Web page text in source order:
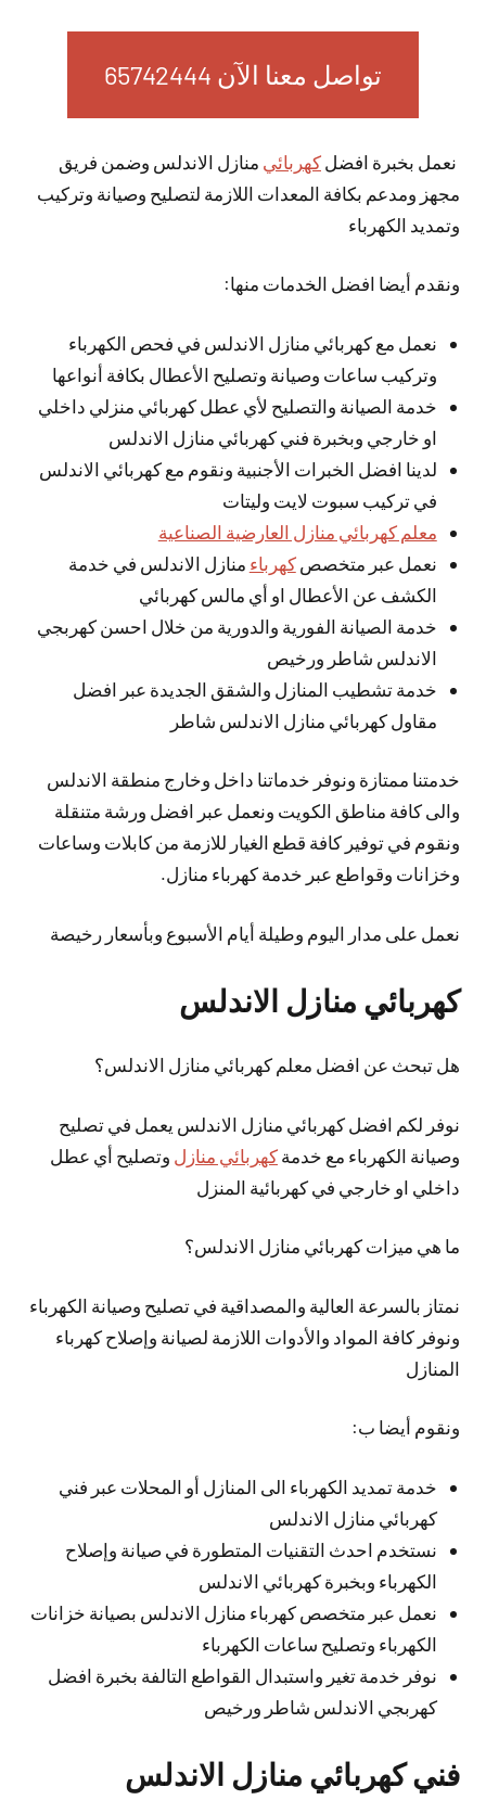
تواصل معنا الآن 65742444
نعمل بخبرة افضل كهربائي منازل الاندلس وضمن فريق
مجهز ومدعم بكافة المعدات اللازمة لتصليح وصيانة وتركيب
وتمديد الكهرباء
ونقدم أيضا افضل الخدمات منها:
نعمل مع كهربائي منازل الاندلس في فحص الكهرباء
وتركيب ساعات وصيانة وتصليح الأعطال بكافة أنواعها
خدمة الصيانة والتصليح لأي عطل كهربائي منزلي داخلي
او خارجي وبخبرة فني كهربائي منازل الاندلس
لدينا افضل الخبرات الأجنبية ونقوم مع كهربائي الاندلس
في تركيب سبوت لايت وليتات
معلم كهربائي منازل العارضية الصناعية
نعمل عبر متخصصكهرباء منازل الاندلس في خدمة
الكشف عن الأعطال او أي مالس كهربائي
خدمة الصيانة الفورية والدورية من خلال احسن كهربجي
الاندلس شاطر ورخيص
خدمة تشطيب المنازل والشقق الجديدة عبر افضل
مقاول كهربائي منازل الاندلس شاطر
خدمتنا ممتازة ونوفر خدماتنا داخل وخارج منطقة الاندلس
والى كافة مناطق الكويت ونعمل عبر افضل ورشة متنقلة
ونقوم في توفير كافة قطع الغيار للازمة من كابلات وساعات
وخزانات وقواطع عبر خدمة كهرباء منازل.
نعمل على مدار اليوم وطيلة أيام الأسبوع وبأسعار رخيصة
كهربائي منازل الاندلس
هل تبحث عن افضل معلم كهربائي منازل الاندلس؟
نوفر لكم افضل كهربائي منازل الاندلس يعمل في تصليح
وصيانة الكهرباء مع خدمة كهربائي منازل وتصليح أي عطل
داخلي او خارجي في كهربائية المنزل
ما هي ميزات كهربائي منازل الاندلس؟
نمتاز بالسرعة العالية والمصداقية في تصليح وصيانة الكهرباء
ونوفر كافة المواد والأدوات اللازمة لصيانة وإصلاح كهرباء
المنازل
ونقوم أيضا ب:
خدمة تمديد الكهرباء الى المنازل أو المحلات عبر فني
كهربائي منازل الاندلس
نستخدم احدث التقنيات المتطورة في صيانة وإصلاح
الكهرباء وبخبرة كهربائي الاندلس
نعمل عبر متخصص كهرباء منازل الاندلس بصيانة خزانات
الكهرباء وتصليح ساعات الكهرباء
نوفر خدمة تغير واستبدال القواطع التالفة بخبرة افضل
كهربجي الاندلس شاطر ورخيص
فني كهربائي منازل الاندلس